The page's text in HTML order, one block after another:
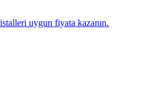
uygun fiyata kazanın.